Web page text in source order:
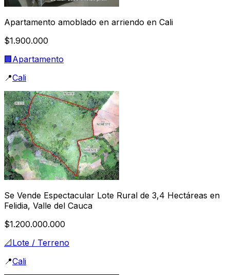
Apartamento amoblado en arriendo en Cali
$1.900.000
🏢Apartamento
📍Cali
Se Vende Espectacular Lote Rural de 3,4 Hectáreas en
Felidia, Valle del Cauca
$1.200.000.000
📐Lote / Terreno
📍Cali